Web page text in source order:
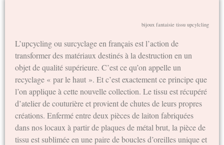
bijoux fantaisie tissu upcylcling
L’upcycling ou surcyclage en français est l’action de
transformer des matériaux destinés à la destruction en un
objet de qualité supérieure. C’est ce qu’on appelle un
recyclage « par le haut ». Et c’est exactement ce principe que
l’on applique à cette nouvelle collection. Le tissu est récupéré
d’atelier de couturière et provient de chutes de leurs propres
créations. Enfermé entre deux pièces de laiton fabriquées
dans nos locaux à partir de plaques de métal brut, la pièce de
tissu est sublimée en une paire de boucles d’oreilles unique et